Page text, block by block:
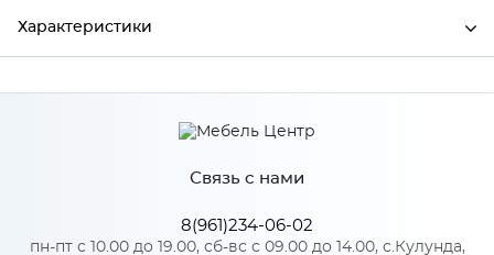
Характеристики
Ширина 597
355
16
Сурская мебель
Связь с нами
8(961)234-06-02
пн-пт с 10.00 до 19.00, сб-вс с 09.00 до 14.00, с.Кулунда,